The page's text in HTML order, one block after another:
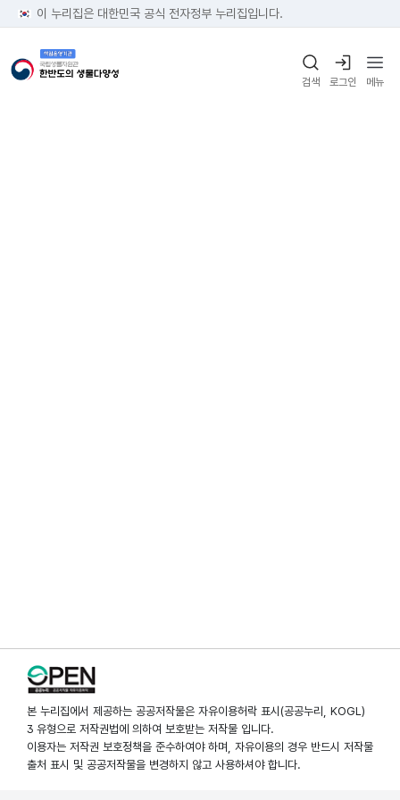
이 누리집은 대한민국 공식 전자정부 누리집입니다.
검색 로그인 메뉴
본 누리집에서 제공하는 공공저작물은 자유이용허락 표시(공공누리, KOGL)
3 유형으로 저작권법에 의하여 보호받는 저작물 입니다.
이용자는 저작권 보호정책을 준수하여야 하며, 자유이용의 경우 반드시 저작물
출처 표시 및 공공저작물을 변경하지 않고 사용하셔야 합니다.